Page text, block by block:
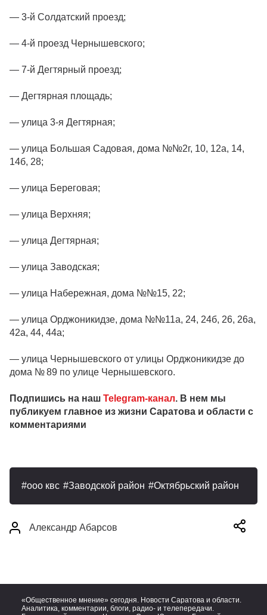
— 3-й Солдатский проезд;
— 4-й проезд Чернышевского;
— 7-й Дегтярный проезд;
— Дегтярная площадь;
— улица 3-я Дегтярная;
— улица Большая Садовая, дома №№2г, 10, 12а, 14,
14б, 28;
— улица Береговая;
— улица Верхняя;
— улица Дегтярная;
— улица Заводская;
— улица Набережная, дома №№15, 22;
— улица Орджоникидзе, дома №№11а, 24, 24б, 26, 26а,
42а, 44, 44а;
— улица Чернышевского от улицы Орджоникидзе до
дома № 89 по улице Чернышевского.
Подпишись на наш Telegram-канал. В нем мы
публикуем главное из жизни Саратова и области с
комментариями
ооо квс Заводской район Октябрьский район
Александр Абарсов
«Общественное мнение» сегодня. Новости Саратова и области.
Аналитика, комментарии, блоги, радио- и телепередачи.